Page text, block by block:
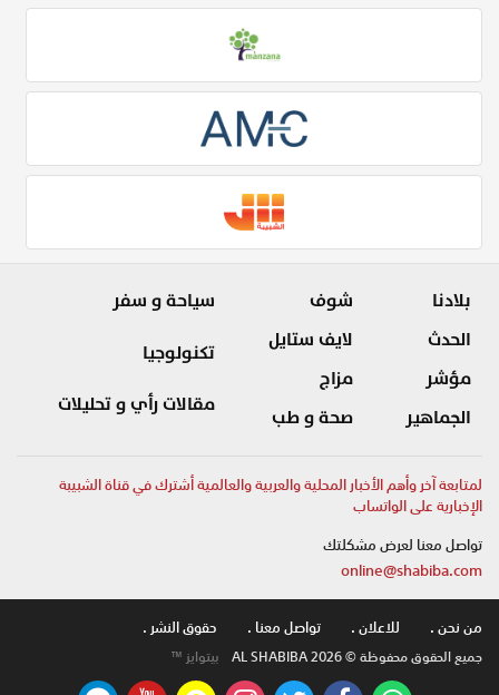
بلادنا
الحدث
مؤشر
الجماهير
شوف
لايف ستايل
مزاج
صحة و طب
سياحة و سفر
تكنولوجيا
مقالات رأي و تحليلات
لمتابعة آخر وأهم الأخبار المحلية والعربية والعالمية أشترك في قناة الشبيبة
الإخبارية على الواتساب
تواصل معنا لعرض مشكلتك
online@shabiba.com
من نحن .
للاعلان . تواصل معنا . حقوق النشر .
جميع الحقوق محفوظة © AL SHABIBA 2026 بيتوايز ™